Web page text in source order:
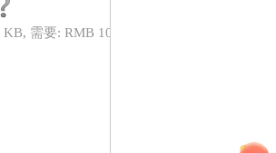
KB, 需要: RMB 10 元)